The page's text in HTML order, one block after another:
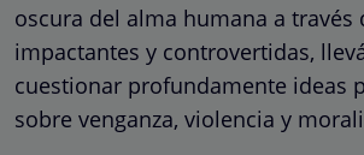
oscura del alma humana a través
impactantes y controvertidas,
cuestionar profundamente ideas
sobre venganza, violencia y